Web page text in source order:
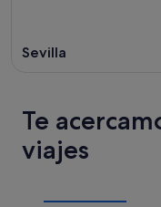
Sevilla
Te
viajes